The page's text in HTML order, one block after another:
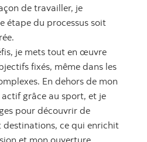
de travailler, je
étape du processus soit
je mets tout en œuvre
fixés, même dans les
En dehors de mon
grâce au sport, et je
pour découvrir de
destinations, ce qui enrichit